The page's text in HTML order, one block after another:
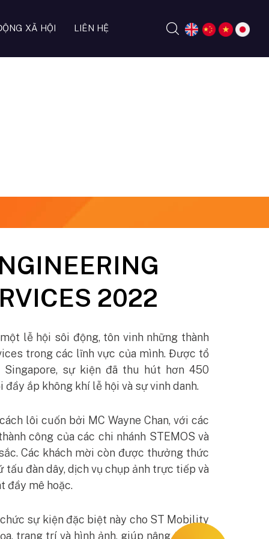
XÃ HỘI LIÊN HỆ
2022
lễ hội sôi động, tôn vinh những thành
trong các lĩnh vực của mình. Được tổ
sự kiện đã thu hút hơn 450
ắp không khí lễ hội và sự vinh danh.
lôi cuốn bởi MC Wayne Chan, với các
công của các chi nhánh STEMOS và
Các khách mời còn được thưởng thức
đàn dây, dịch vụ chụp ảnh trực tiếp và
đầy mê hoặc.
sự kiện đặc biệt này cho ST Mobility
trang trí và hình ảnh, giúp nâng tầm sự